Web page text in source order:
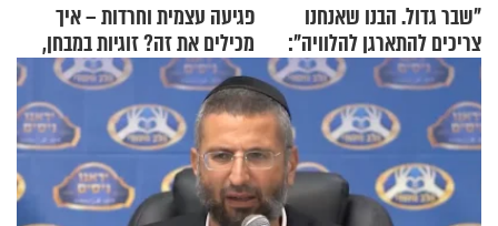
"שבר גדול. הבנו שאנחנו
צריכים להתארגן להלוויה":
זוגיות במבחן, הפעם עם מרים
וגד דנינו
פגיעה עצמית וחרדות – איך
מכילים את זה? זוגיות במבחן,
הפעם עם יהודית ואלתר כהן